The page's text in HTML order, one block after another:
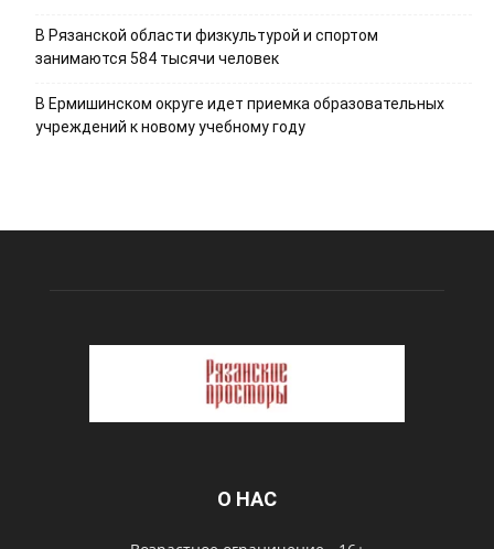
В Рязанской области физкультурой и спортом
занимаются 584 тысячи человек
В Ермишинском округе идет приемка образовательных
учреждений к новому учебному году
О НАС